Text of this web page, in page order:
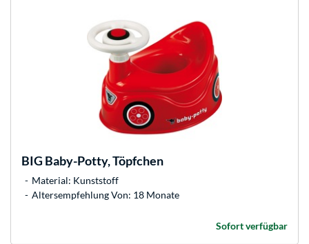
BIG Baby-Potty, Töpfchen
Material: Kunststoff
Altersempfehlung Von: 18 Monate
Sofort verfügbar